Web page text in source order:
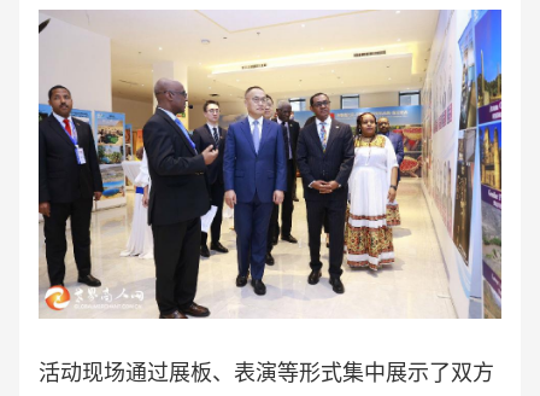
活动现场通过展板、表演等形式集中展示了双方